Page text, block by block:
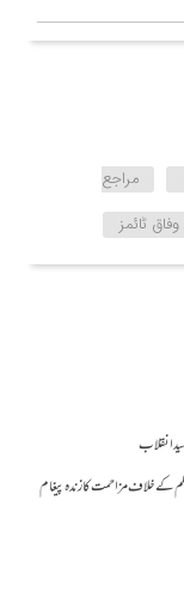
مراجع
وفاق ٹائمز
انقلاب
کے خلاف مزاحمت کا زندہ پیغام